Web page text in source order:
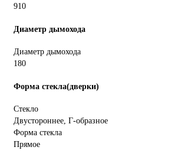
910
Диаметр дымохода
Диаметр дымохода
180
Форма стекла(дверки)
Стекло
Двустороннее, Г-образное
Форма стекла
Прямое